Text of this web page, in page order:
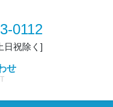
0112
日祝除く]
せ